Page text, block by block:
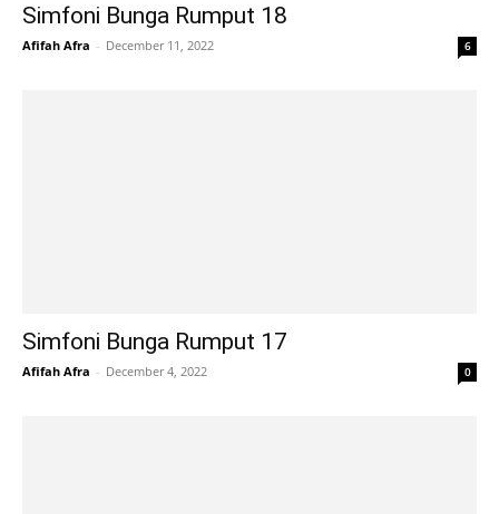
Simfoni Bunga Rumput 18
Afifah Afra - December 11, 2022 6
Simfoni Bunga Rumput 17
Afifah Afra - December 4, 2022 0